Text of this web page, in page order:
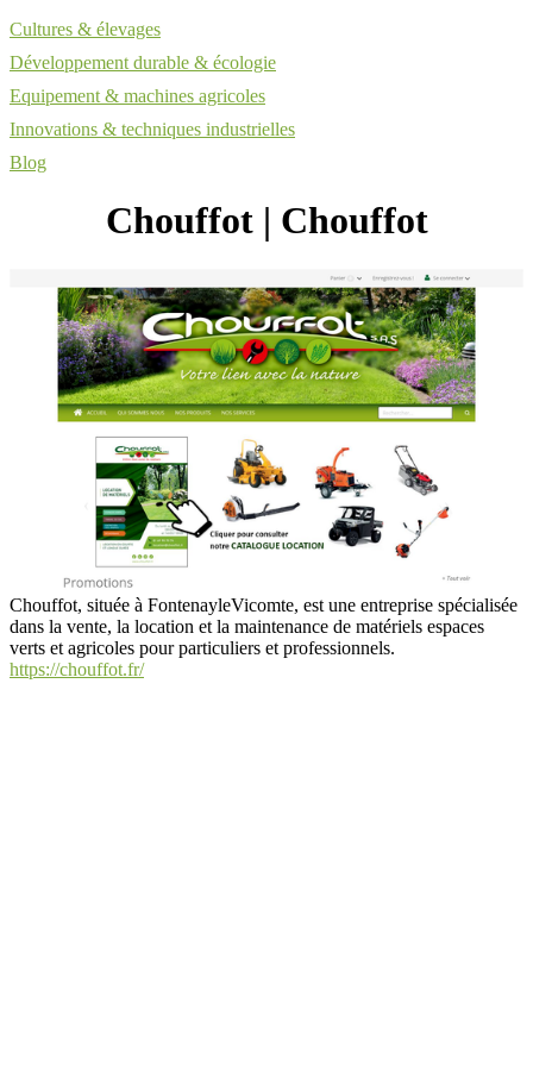
Cultures & élevages
Développement durable & écologie
Equipement & machines agricoles
Innovations & techniques industrielles
Blog
Chouffot | Chouffot
Chouffot, située à FontenayleVicomte, est une entreprise spécialisée
dans la vente, la location et la maintenance de matériels espaces
verts et agricoles pour particuliers et professionnels.
https://chouffot.fr/